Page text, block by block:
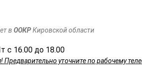
в ООКРКировской области
с 16.00 до 18.00
уточните по рабочему